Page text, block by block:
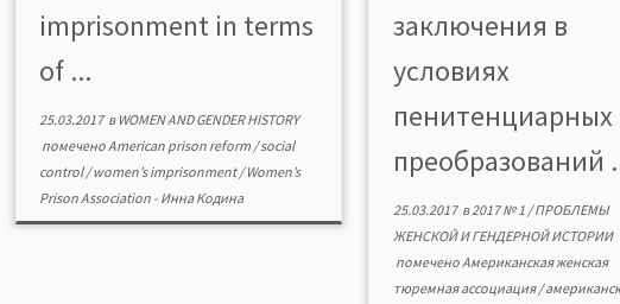
imprisonment in terms
of ...
25.03.2017в WOMEN AND GENDER HISTORY
помеченоAmerican prison reform /social
control/women’s imprisonment/Women’s
Prison Association - Инна Кодина
представляющих
Автор приходит к
безусловные […]
заключения в
условиях
пенитенциарных
преобразований
25.03.2017в2017 № 1 /ПРОБЛЕМЫ
ЖЕНСКОЙ И ГЕНДЕРНОЙ ИСТОРИИ
помеченоАмериканская женская
тюремная ассоциация/